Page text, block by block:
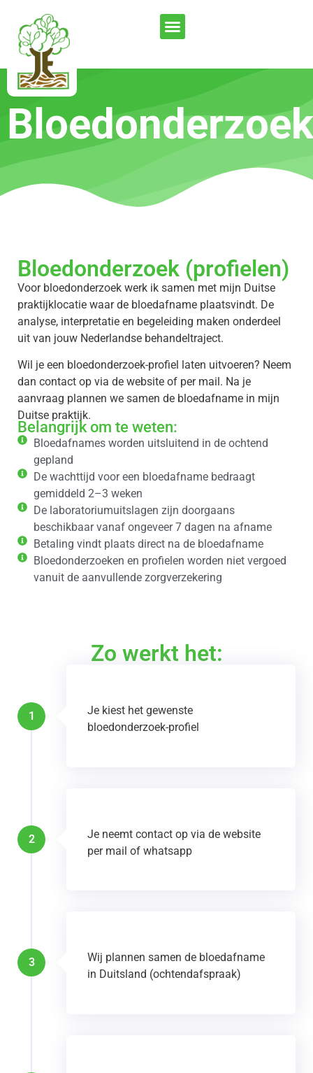
Bloedonderzoek
Bloedonderzoek (profielen)
Voor bloedonderzoek werk ik samen met mijn Duitse
praktijklocatie waar de bloedafname plaatsvindt. De
analyse, interpretatie en begeleiding maken onderdeel
uit van jouw Nederlandse behandeltraject.
Wil je een bloedonderzoek-profiel laten uitvoeren? Neem
dan contact op via de website of per mail. Na je
aanvraag plannen we samen de bloedafname in mijn
Duitse praktijk.
Belangrijk om te weten:
Bloedafnames worden uitsluitend in de ochtend
gepland
De wachttijd voor een bloedafname bedraagt
gemiddeld 2–3 weken
De laboratoriumuitslagen zijn doorgaans
beschikbaar vanaf ongeveer 7 dagen na afname
Betaling vindt plaats direct na de bloedafname
Bloedonderzoeken en profielen worden niet vergoed
vanuit de aanvullende zorgverzekering
Zo werkt het:
Je kiest het gewenste
bloedonderzoek-profiel
1
Je neemt contact op via de website
per mail of whatsapp
2
Wij plannen samen de bloedafname
in Duitsland (ochtendafspraak)
3